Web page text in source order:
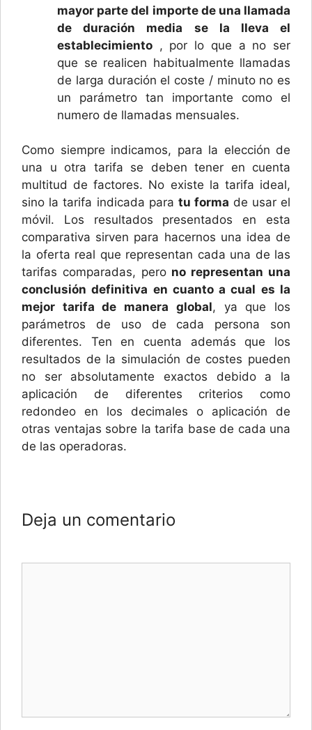
mayor parte del importe de una llamada
de duración media se la lleva el
establecimiento , por lo que a no ser
que se realicen habitualmente llamadas
de larga duración el coste / minuto no es
un parámetro tan importante como el
numero de llamadas mensuales.
Como siempre indicamos, para la elección de
una u otra tarifa se deben tener en cuenta
multitud de factores. No existe la tarifa ideal,
sino la tarifa indicada paratu forma de usar el
móvil. Los resultados presentados en esta
comparativa sirven para hacernos una idea de
la oferta real que representan cada una de las
tarifas comparadas, pero no representan una
conclusión definitiva en cuanto a cual es la
mejor tarifa de manera global, ya que los
parámetros de uso de cada persona son
diferentes. Ten en cuenta además que los
resultados de la simulación de costes pueden
no ser absolutamente exactos debido a la
aplicación de diferentes criterios como
redondeo en los decimales o aplicación de
otras ventajas sobre la tarifa base de cada una
de las operadoras.
Deja un comentario